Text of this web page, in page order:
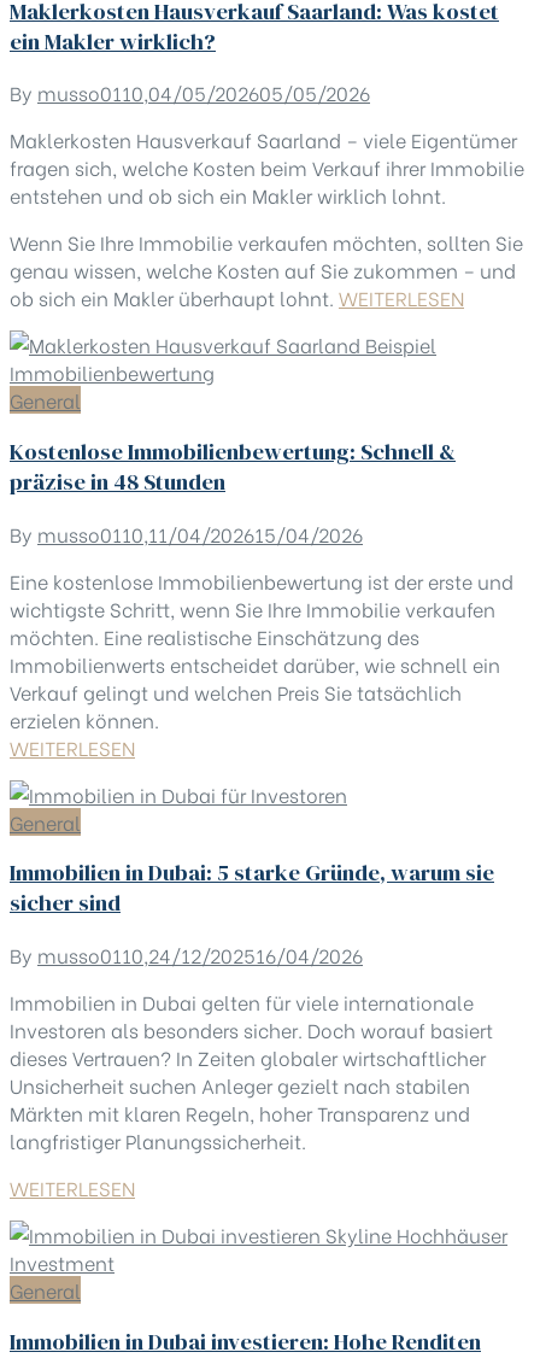
Maklerkosten Hausverkauf Saarland: Was kostet
ein Makler wirklich?
By musso0110,04/05/202605/05/2026
Maklerkosten Hausverkauf Saarland – viele Eigentümer
fragen sich, welche Kosten beim Verkauf ihrer Immobilie
entstehen und ob sich ein Makler wirklich lohnt.
Wenn Sie Ihre Immobilie verkaufen möchten, sollten Sie
genau wissen, welche Kosten auf Sie zukommen – und
ob sich ein Makler überhaupt lohnt. WEITERLESEN
General
Kostenlose Immobilienbewertung: Schnell &
präzise in 48 Stunden
By musso0110,11/04/202615/04/2026
Eine kostenlose Immobilienbewertung ist der erste und
wichtigste Schritt, wenn Sie Ihre Immobilie verkaufen
möchten. Eine realistische Einschätzung des
Immobilienwerts entscheidet darüber, wie schnell ein
Verkauf gelingt und welchen Preis Sie tatsächlich
erzielen können.
WEITERLESEN
General
Immobilien in Dubai: 5 starke Gründe, warum sie
sicher sind
By musso0110,24/12/202516/04/2026
Immobilien in Dubai gelten für viele internationale
Investoren als besonders sicher. Doch worauf basiert
dieses Vertrauen? In Zeiten globaler wirtschaftlicher
Unsicherheit suchen Anleger gezielt nach stabilen
Märkten mit klaren Regeln, hoher Transparenz und
langfristiger Planungssicherheit.
WEITERLESEN
General
Immobilien in Dubai investieren: Hohe Renditen